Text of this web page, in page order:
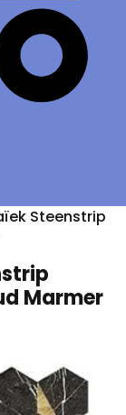
Steenstrip
Marmer